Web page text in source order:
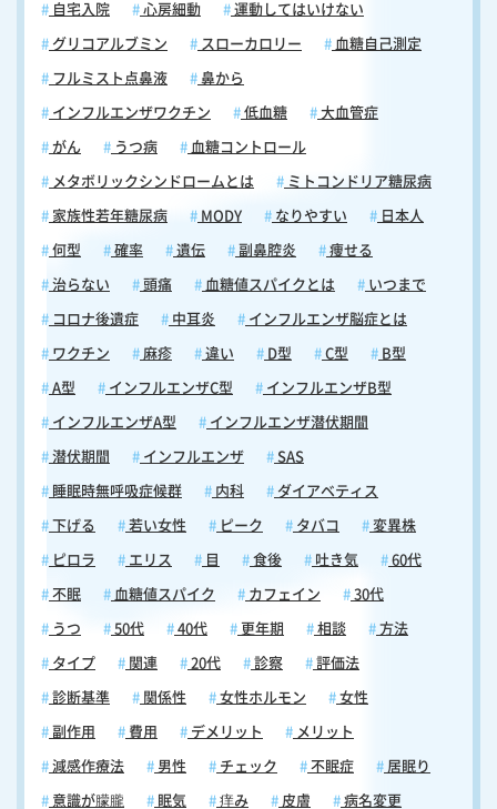
自宅入院 心房細動 運動してはいけない
グリコアルブミン スローカロリー 血糖自己測定
フルミスト点鼻液 鼻から
インフルエンザワクチン 低血糖 大血管症
がん うつ病 血糖コントロール
メタボリックシンドロームとは ミトコンドリア糖尿病
家族性若年糖尿病 MODY なりやすい 日本人
何型 確率 遺伝 副鼻腔炎 痩せる
治らない 頭痛 血糖値スパイクとは いつまで
コロナ後遺症 中耳炎 インフルエンザ脳症とは
ワクチン 麻疹 違い D型 C型 B型
A型 インフルエンザC型 インフルエンザB型
インフルエンザA型 インフルエンザ潜伏期間
潜伏期間 インフルエンザ SAS
睡眠時無呼吸症候群 内科 ダイアベティス
下げる 若い女性 ピーク タバコ 変異株
ピロラ エリス 目 食後 吐き気 60代
不眠 血糖値スパイク カフェイン 30代
うつ 50代 40代 更年期 相談 方法
タイプ 関連 20代 診察 評価法
診断基準 関係性 女性ホルモン 女性
副作用 費用 デメリット メリット
減感作療法 男性 チェック 不眠症 居眠り
意識が朦朧 眠気 痒み 皮膚 病名変更